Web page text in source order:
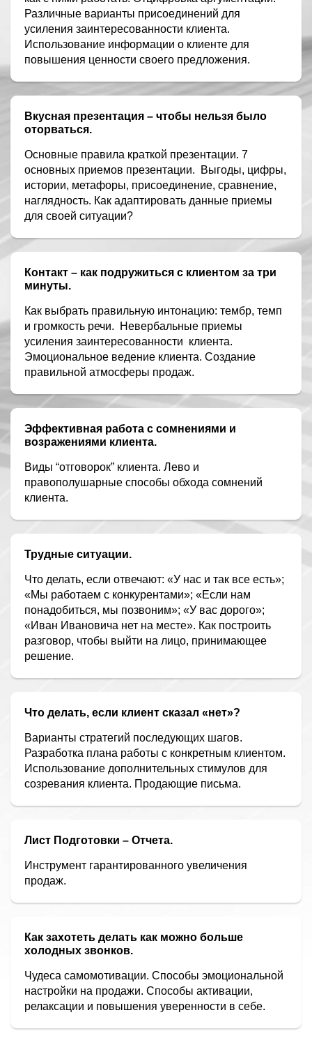
Различные варианты присоединений для
усиления заинтересованности клиента.
Использование информации о клиенте для
повышения ценности своего предложения.
Вкусная презентация – чтобы нельзя было
оторваться.
Основные правила краткой презентации. 7
основных приемов презентации.
Выгоды, цифры,
истории, метафоры, присоединение, сравнение,
наглядность. Как адаптировать данные приемы
для своей ситуации?
Контакт – как подружиться с клиентом за три
минуты.
Как выбрать правильную интонацию: тембр, темп
и громкость речи.
Невербальные приемы
усиления заинтересованности клиента.
Эмоциональное ведение клиента. Создание
правильной атмосферы продаж.
Эффективная работа с сомнениями и
возражениями клиента.
Виды “отговорок” клиента. Лево и
правополушарные способы обхода сомнений
клиента.
Трудные ситуации.
Что делать, если отвечают: «У нас и так все есть»;
«Мы работаем с конкурентами»; «Если нам
понадобиться, мы позвоним»; «У вас дорого»;
«Иван Ивановича нет на месте». Как построить
разговор, чтобы выйти на лицо, принимающее
решение.
Что делать, если клиент сказал «нет»?
Варианты стратегий последующих шагов.
Разработка плана работы с конкретным клиентом.
Использование дополнительных стимулов для
созревания клиента. Продающие письма.
Лист Подготовки – Отчета.
Инструмент гарантированного увеличения
продаж.
Как захотеть делать как можно больше
холодных звонков.
Чудеса самомотивации. Способы эмоциональной
настройки на продажи. Способы активации,
релаксации и повышения уверенности в себе.